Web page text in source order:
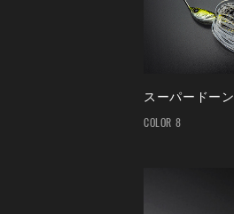
スーパードーン
COLOR 8